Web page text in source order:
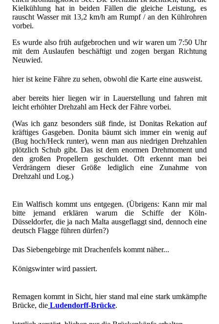
Kielkühlung hat in beiden Fällen die gleiche Leistung, es
rauscht Wasser mit 13,2 km/h am Rumpf / an den Kühlrohren
vorbei.
Es wurde also früh aufgebrochen und wir waren um 7:50 Uhr
mit dem Auslaufen beschäftigt und zogen bergan Richtung
Neuwied.
hier ist keine Fähre zu sehen, obwohl die Karte eine ausweist.
aber bereits hier liegen wir in Lauerstellung und fahren mit
leicht erhöhter Drehzahl am Heck der Fähre vorbei.
(Was ich ganz besonders süß finde, ist Donitas Rekation auf
kräftiges Gasgeben. Donita bäumt sich immer ein wenig auf
(Bug hoch/Heck runter), wenn man aus niedrigen Drehzahlen
plötzlich Schub gibt. Das ist dem enormen Drehmoment und
den großen Propellern geschuldet. Oft erkennt man bei
Verdrängern dieser Größe lediglich eine Zunahme von
Drehzahl und Log.)
Ein Walfisch kommt uns entgegen. (Übrigens: Kann mir mal
bitte jemand erklären warum die Schiffe der Köln-
Düsseldorfer, die ja nach Malta ausgeflaggt sind, dennoch eine
deutsch Flagge führen dürfen?)
Das Siebengebirge mit Drachenfels kommt näher...
Königswinter wird passiert.
Remagen kommt in Sicht, hier stand mal eine stark umkämpfte
Brücke, die Ludendorff-Brücke.